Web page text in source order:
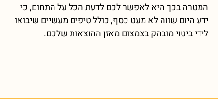
המטרה בכך היא לאפשר לכם לדעת הכל על התחום, כי
ידע היום שווה לא מעט כסף, כולל טיפים מעשיים שיבואו
לידי ביטוי מובהק בצמצום מאזן ההוצאות שלכם.